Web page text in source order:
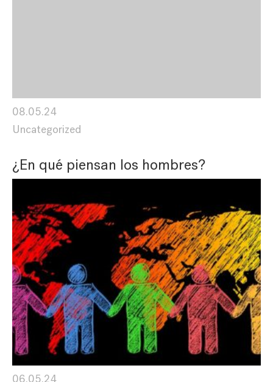
08.05.24
Uncategorized
¿En qué piensan los hombres?
06.05.24